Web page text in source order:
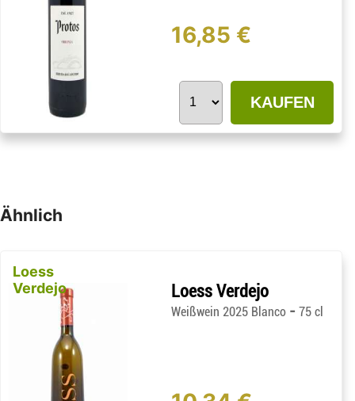
16,85 €
KAUFEN
Ähnlich
Loess
Verdejo
Loess Verdejo
Weißwein 2025 Blanco -75 cl